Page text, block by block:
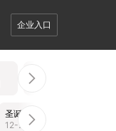
企业入口
重阳节
10-19 周一
圣诞节
12-25 周五